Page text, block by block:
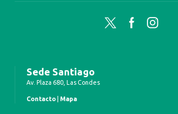
Twitter FacebookInstagram
Sede Santiago
Av. Plaza 680, Las Condes
Contacto Mapa